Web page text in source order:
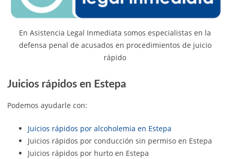
En Asistencia Legal Inmediata somos especialistas en la
defensa penal de acusados en procedimientos de juicio
rápido
Juicios rápidos en Estepa
Podemos ayudarle con:
Juicios rápidos por alcoholemia en Estepa
Juicios rápidos por conducción sin permiso en Estepa
Juicios rápidos por hurto en Estepa